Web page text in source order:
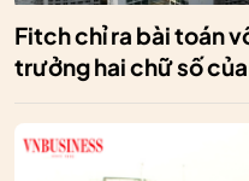
Fitch chỉ ra bài toán
trưởng hai chữ số